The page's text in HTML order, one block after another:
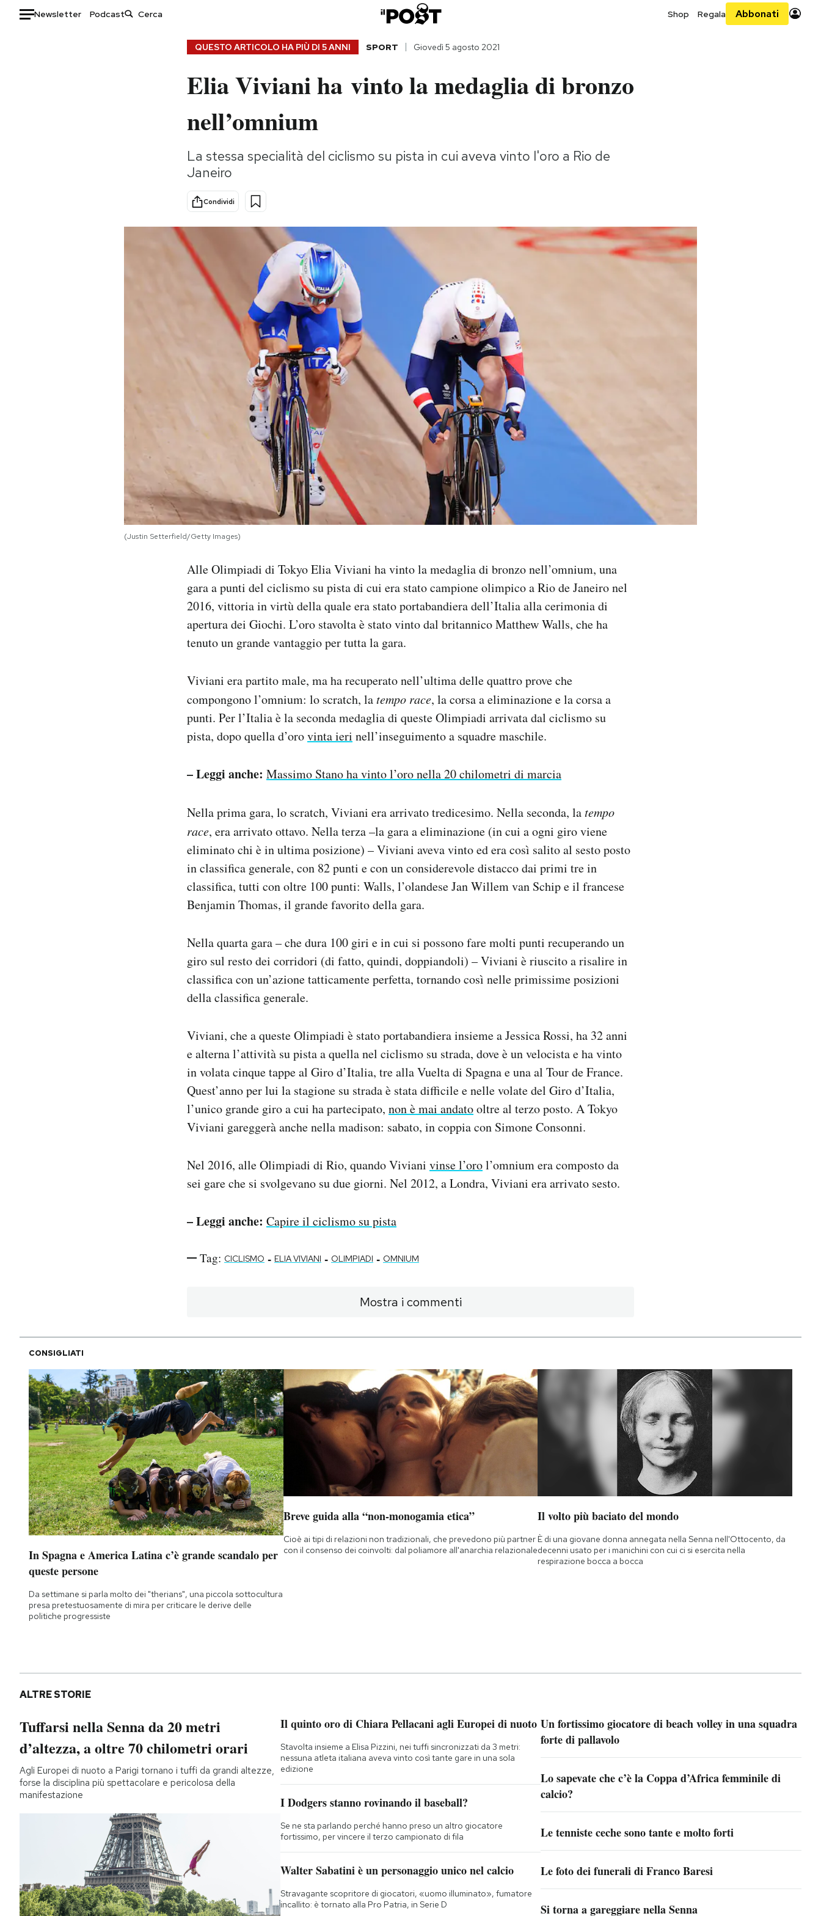
Newsletter Podcast Shop Regala Abbonati
Storie/Idee
Ok Boomer!
Altrecose
Mondiali calcio 2026
AREA PERSONALE
QUESTO ARTICOLO HA PIÙ DI 5 ANNI SPORT Giovedì 5 agosto 2021
Elia Viviani ha vinto la medaglia di bronzo
nell’omnium
La stessa specialità del ciclismo su pista in cui aveva vinto l'oro a Rio de
Janeiro
Condividi
(Justin Setterfield/Getty Images)
Alle Olimpiadi di Tokyo Elia Viviani ha vinto la medaglia di bronzo nell’omnium, una
gara a punti del ciclismo su pista di cui era stato campione olimpico a Rio de Janeiro nel
2016, vittoria in virtù della quale era stato portabandiera dell’Italia alla cerimonia di
apertura dei Giochi. L’oro stavolta è stato vinto dal britannico Matthew Walls, che ha
tenuto un grande vantaggio per tutta la gara.
Viviani era partito male, ma ha recuperato nell’ultima delle quattro prove che
compongono l’omnium: lo scratch, latempo race, la corsa a eliminazione e la corsa a
punti. Per l’Italia è la seconda medaglia di queste Olimpiadi arrivata dal ciclismo su
pista, dopo quella d’orovinta ieri nell’inseguimento a squadre maschile.
– Leggi anche: Massimo Stano ha vinto l’oro nella 20 chilometri di marcia
Nella prima gara, lo scratch, Viviani era arrivato tredicesimo. Nella seconda, latempo
race, era arrivato ottavo. Nella terza –la gara a eliminazione (in cui a ogni giro viene
eliminato chi è in ultima posizione) – Viviani aveva vinto ed era così salito al sesto posto
in classifica generale, con 82 punti e con un considerevole distacco dai primi tre in
classifica, tutti con oltre 100 punti: Walls, l’olandese Jan Willem van Schip e il francese
Benjamin Thomas, il grande favorito della gara.
Nella quarta gara – che dura 100 giri e in cui si possono fare molti punti recuperando un
giro sul resto dei corridori (di fatto, quindi, doppiandoli) – Viviani è riuscito a risalire in
classifica con un’azione tatticamente perfetta, tornando così nelle primissime posizioni
della classifica generale.
Viviani, che a queste Olimpiadi è stato portabandiera insieme a Jessica Rossi, ha 32 anni
e alterna l’attività su pista a quella nel ciclismo su strada, dove è un velocista e ha vinto
in volata cinque tappe al Giro d’Italia, tre alla Vuelta di Spagna e una al Tour de France.
Quest’anno per lui la stagione su strada è stata difficile e nelle volate del Giro d’Italia,
l’unico grande giro a cui ha partecipato, non è mai andatooltre al terzo posto. A Tokyo
Viviani gareggerà anche nella madison: sabato, in coppia con Simone Consonni.
Nel 2016, alle Olimpiadi di Rio, quando Viviani vinse l’orol’omnium era composto da
sei gare che si svolgevano su due giorni. Nel 2012, a Londra, Viviani era arrivato sesto.
– Leggi anche: Capire il ciclismo su pista
Tag: CICLISMO - ELIA VIVIANI - OLIMPIADI - OMNIUM
Mostra i commenti
CONSIGLIATI
In Spagna e America Latina c’è grande scandalo per
queste persone
Da settimane si parla molto dei "therians", una piccola sottocultura
presa pretestuosamente di mira per criticare le derive delle
politiche progressiste
Breve guida alla “non-monogamia etica”
Cioè ai tipi di relazioni non tradizionali, che prevedono più partner
con il consenso dei coinvolti: dal poliamore all'anarchia relazionale
Il volto più baciato del mondo
È di una giovane donna annegata nella Senna nell'Ottocento, da
decenni usato per i manichini con cui ci si esercita nella
respirazione bocca a bocca
ALTRE STORIE
Tuffarsi nella Senna da 20 metri
d’altezza, a oltre 70 chilometri orari
Agli Europei di nuoto a Parigi tornano i tuffi da grandi altezze,
forse la disciplina più spettacolare e pericolosa della
manifestazione
Il quinto oro di Chiara Pellacani agli Europei di nuoto
Stavolta insieme a Elisa Pizzini, nei tuffi sincronizzati da 3 metri:
nessuna atleta italiana aveva vinto così tante gare in una sola
edizione
I Dodgers stanno rovinando il baseball?
Se ne sta parlando perché hanno preso un altro giocatore
fortissimo, per vincere il terzo campionato di fila
Walter Sabatini è un personaggio unico nel calcio
Stravagante scopritore di giocatori, «uomo illuminato», fumatore
incallito: è tornato alla Pro Patria, in Serie D
Un fortissimo giocatore di beach volley in una squadra
forte di pallavolo
Lo sapevate che c’è la Coppa d’Africa femminile di
calcio?
Le tenniste ceche sono tante e molto forti
Le foto dei funerali di Franco Baresi
Si torna a gareggiare nella Senna